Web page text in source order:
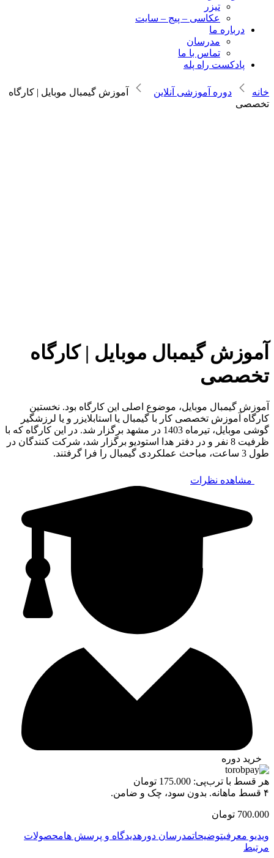
تیزر
عکاسی – پیج – سایت
درباره ما
مدرسان
تماس با ما
پادکست راه پله
خانه دوره آموزشی آنلاین
آموزش گیمبال موبایل | کارگاه
تخصصی
آموزش گیمبال موبایل | کارگاه
تخصصی
آموزش گیمبال موبایل، موضوع اصلی این کارگاه بود. نخستین
کارگاه آموزش تخصصی کار با گیمبال یا استابلایزر و یا لرزشگیر
گوشی موبایل، تیرماه 1403 در مشهد برگزار شد. در این کارگاه که با
ظرفیت 8 نفر و در دفتر هدا استودیو برگزار شد، شرکت کنندگان در
طول 3 ساعت، مباحث عملکردی گیمبال را فرا گرفتند.
مشاهده نظرات
خرید دوره
هر قسط با ترب‌پی: 175.000 تومان
۴ قسط ماهانه. بدون سود، چک و ضامن.
700.000 تومان
ویدیو معرفیتوضیحاتمدرسان دورهدیدگاه و پرسش هامحصولات
مرتبط